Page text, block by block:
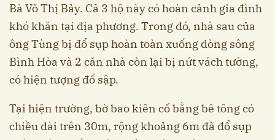
Bà Võ Thị Bảy. Cả 3 hộ này có hoàn cảnh gia đình
khó khăn tại địa phương. Trong đó, nhà sau của
ông Tùng bị đổ sụp hoàn toàn xuống dòng sông
Bình Hòa và 2 căn nhà còn lại bị nứt vách tường,
có hiện tượng đổ sập.
Tại hiện trường, bờ bao kiên cố bằng bê tông có
chiều dài trên 30m, rộng khoảng 6m đã đổ sụp